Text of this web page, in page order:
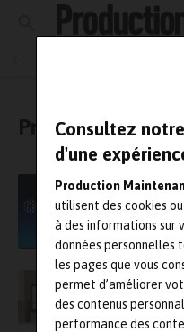
Consultez
d'une
Production
utilisent des cookies
à des informations
données personnelles
les pages que vous
permet d’améliorer
des contenus
performance des
Predictive
Fracttal
OEM :
vers